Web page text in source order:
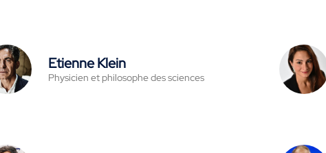
Etienne Klein
Physicien et philosophe des sciences